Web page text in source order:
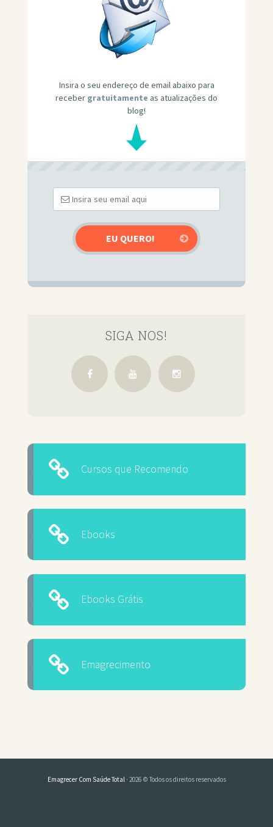
Insira o seu endereço de email abaixo para
receber gratuitamente as atualizações do
blog!
SIGA NOS!
Cursos que Recomendo
Ebooks
Ebooks Grátis
Emagrecimento
Emagrecer Com Saúde Total · 2026 © Todos os direitos reservados